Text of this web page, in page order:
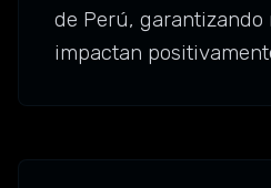
de Perú,
impactan